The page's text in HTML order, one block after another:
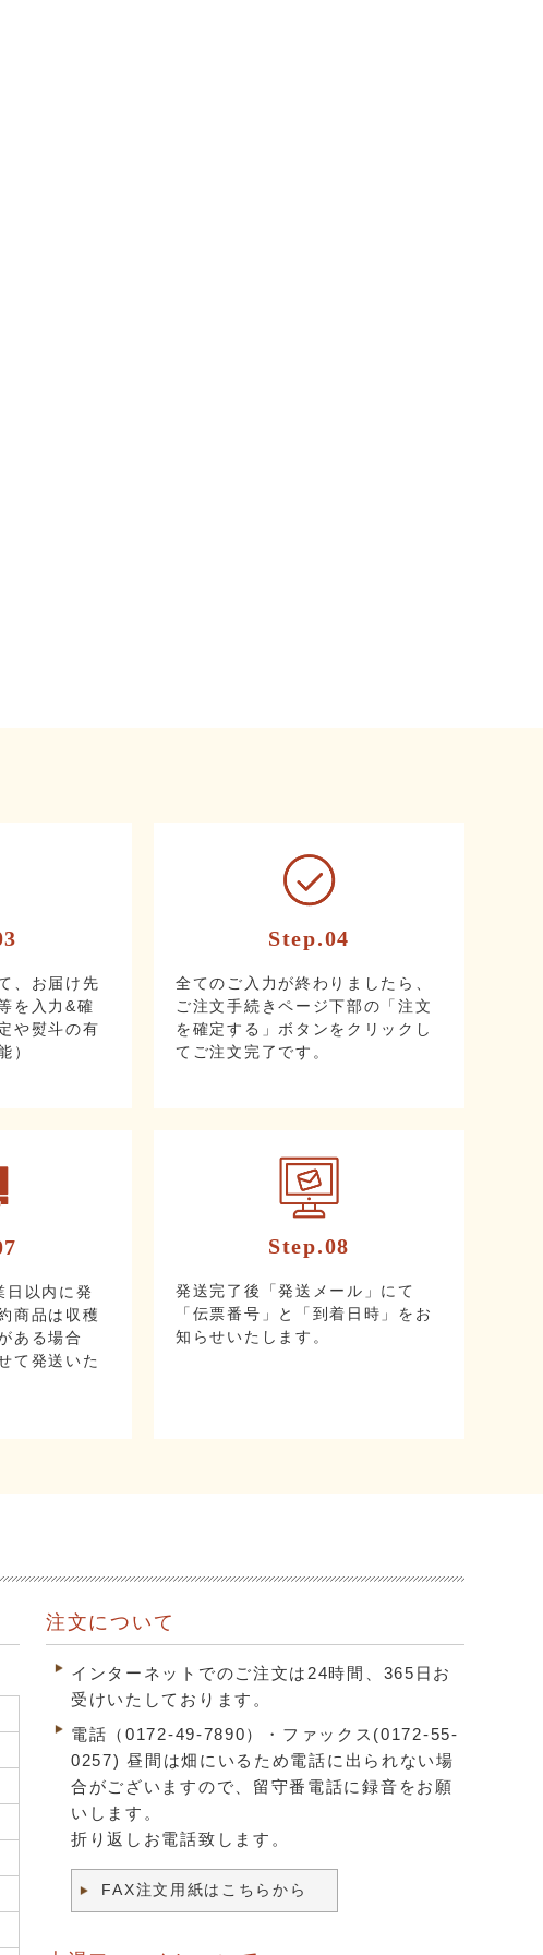
、お届け先
を入力&確
や熨斗の有
）
Step.04
全てのご入力が終わりましたら、
ご注文手続きページ下部の「注文
を確定する」ボタンをクリックし
てご注文完了です。
日以内に発
商品は収穫
ある場合
て発送いた
Step.08
発送完了後「発送メール」にて
「伝票番号」と「到着日時」をお
知らせいたします。
注文について
インターネットでのご注文は24時間、365日お
受けいたしております。
電話（0172-49-7890）・ファックス(0172-55-
0257) 昼間は畑にいるため電話に出られない場
合がございますので、留守番電話に録音をお願
いします。
折り返しお電話致します。
FAX注文用紙はこちらから